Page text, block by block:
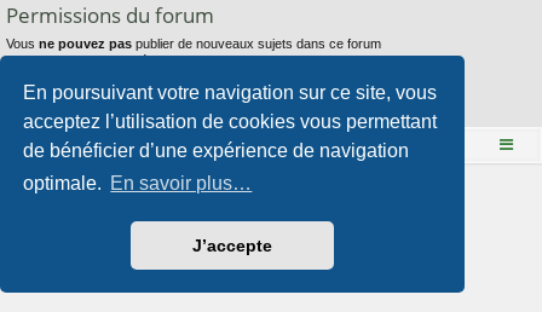
En poursuivant votre navigation sur ce site, vous
acceptez l’utilisation de cookies vous permettant
de bénéficier d’une expérience de navigation
optimale. En savoir plus…
J’accepte
Permissions du forum
Vous ne pouvez pas publier de nouveaux sujets dans ce forum
Vousne pouvez pasrépondre aux sujets dans ce forum
Vous ne pouvez passupprimer vos messages dans ce forum
ne pouvez pas transférer de pièces jointes dans ce forum
Le site Mange des fleurs Accueil du forum
Développé par phpBB® Forum Software © phpBB Limited
©
Confidentialité